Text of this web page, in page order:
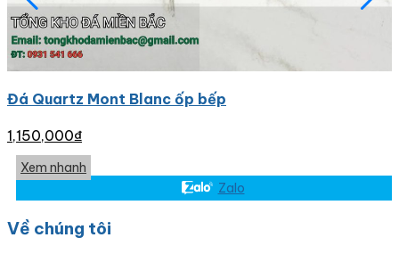
Đá Quartz Mont Blanc ốp bếp
1,150,000₫
Xem nhanh
Zalo
Về chúng tôi